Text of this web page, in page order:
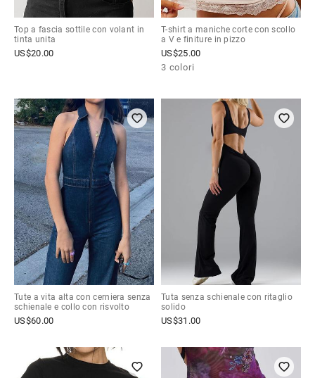
Top a fascia sottile con volant in
tinta unita
US$20.00
T-shirt a maniche corte con scollo
a V e finiture in pizzo
US$25.00
3 colori
Tute a vita alta con cerniera senza
schienale e collo con risvolto
US$60.00
Tuta senza schienale con ritaglio
solido
US$31.00